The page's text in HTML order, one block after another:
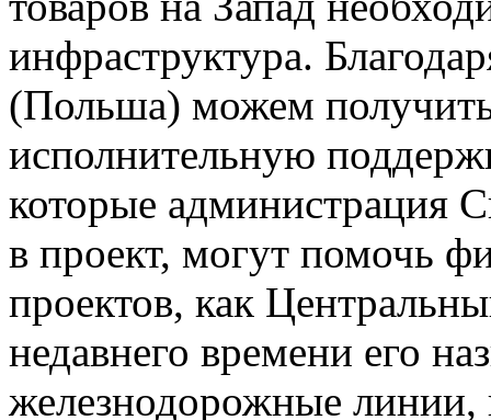
инфраструктура.
(Польша) можем
исполнительную
которые администрация
в проект, могут помочь
проектов, как
недавнего времени его
железнодорожные линии,